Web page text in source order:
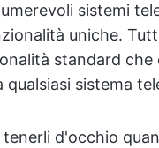
sistemi
uniche.
standard che
qualsiasi sistema
d'occhio